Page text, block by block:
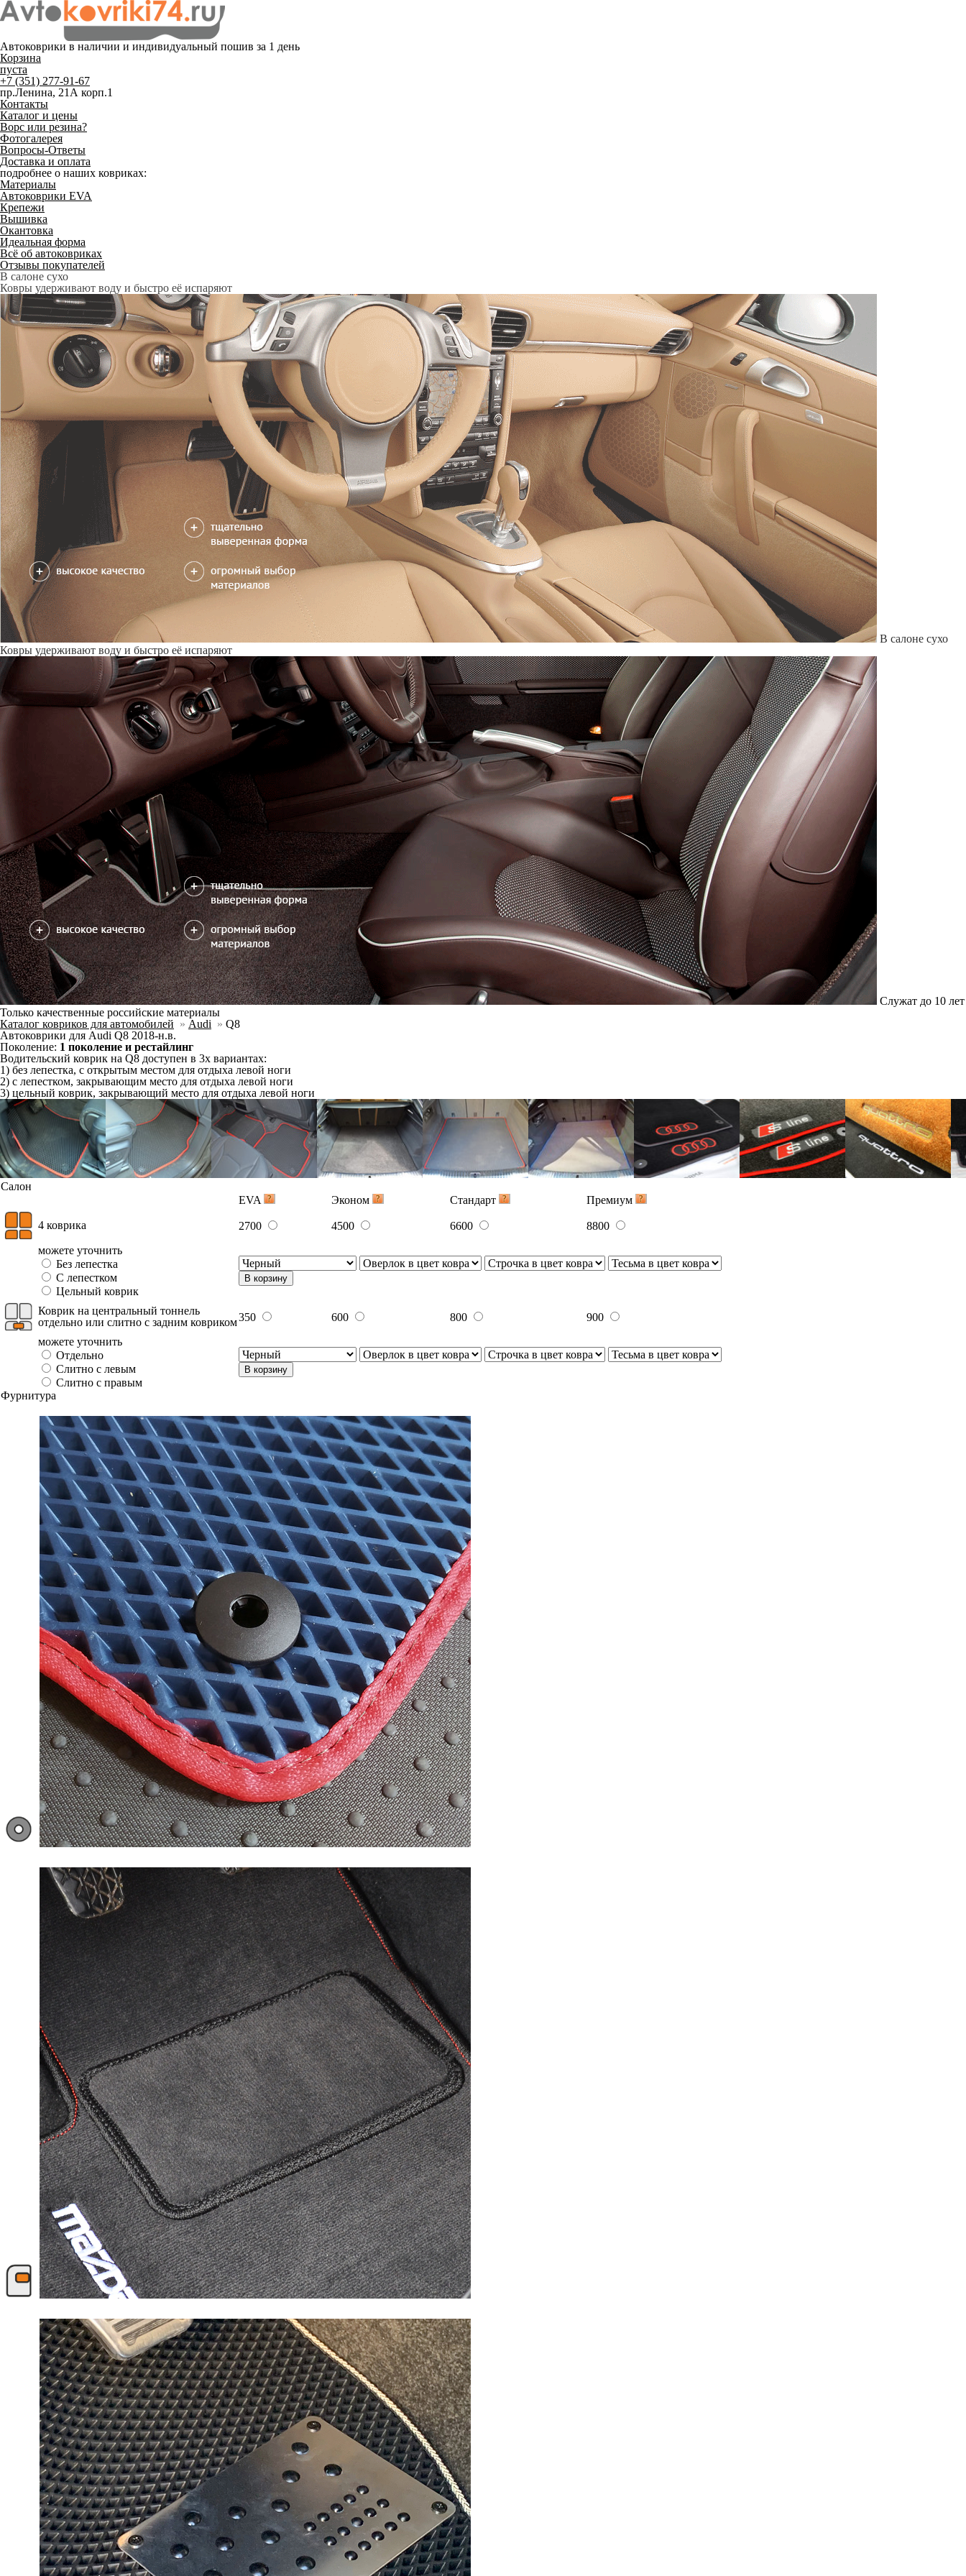
Автоковрики в наличии и индивидуальный пошив за 1 день
Корзина
пуста
+7 (351) 277-91-67
пр.Ленина, 21А корп.1
Контакты
Каталог и цены
Ворс или резина?
Фотогалерея
Вопросы-Ответы
Доставка и оплата
подробнее о наших ковриках:
Материалы
Автоковрики EVA
Крепежи
Вышивка
Окантовка
Идеальная форма
Всё об автоковриках
Отзывы покупателей
Служат до 10 лет
Только качественные российские материалы
Служат до 10 лет
Только качественные российские материалы
Каталог ковриков для автомобилей
» Audi » Q8
Автоковрики для Audi Q8 2018-н.в.
Поколение:
1 поколение и рестайлинг
Водительский коврик на Q8 доступен в 3х вариантах:
1) без лепестка, с открытым местом для отдыха левой ноги
2) с лепестком, закрывающим место для отдыха левой ноги
3) цельный коврик, закрывающий место для отдыха левой ноги
EVA
Эконом Стандарт Премиум
4 коврика 2700 4500
можете уточнить
Без лепестка
С лепестком
Цельный коврик
В корзину
Коврик на центральный тоннель
отдельно или слитно с задним ковриком350 600
900
можете уточнить
Отдельно
Слитно с левым
Слитно с правым
В корзину
Фурнитура